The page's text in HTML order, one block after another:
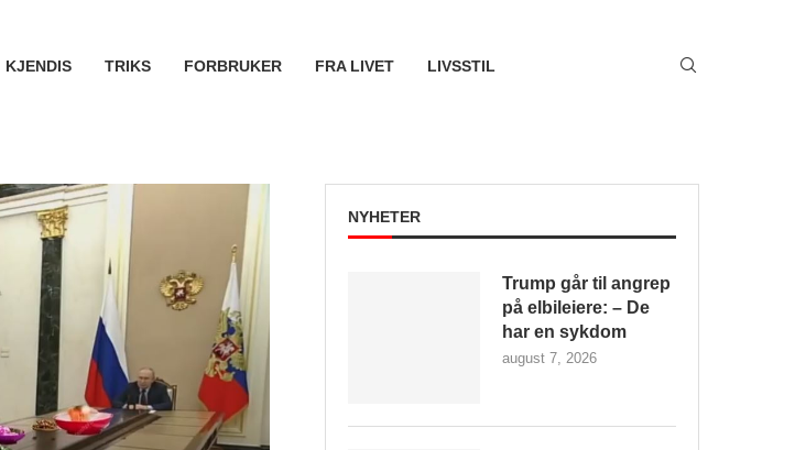
KJENDIS TRIKS FORBRUKER FRA LIVET LIVSSTIL
NYHETER
Trump går til angrep
på elbileiere: – De
har en sykdom
august 7, 2026